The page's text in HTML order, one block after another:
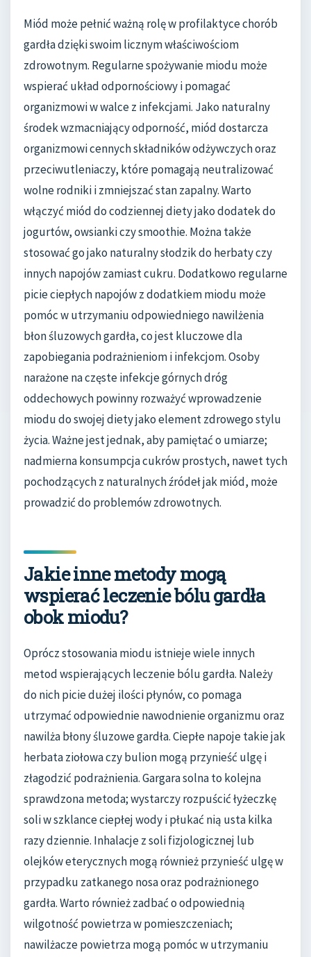
Miód może pełnić ważną rolę w profilaktyce chorób
gardła dzięki swoim licznym właściwościom
zdrowotnym. Regularne spożywanie miodu może
wspierać układ odpornościowy i pomagać
organizmowi w walce z infekcjami. Jako naturalny
środek wzmacniający odporność, miód dostarcza
organizmowi cennych składników odżywczych oraz
przeciwutleniaczy, które pomagają neutralizować
wolne rodniki i zmniejszać stan zapalny. Warto
włączyć miód do codziennej diety jako dodatek do
jogurtów, owsianki czy smoothie. Można także
stosować go jako naturalny słodzik do herbaty czy
innych napojów zamiast cukru. Dodatkowo regularne
picie ciepłych napojów z dodatkiem miodu może
pomóc w utrzymaniu odpowiedniego nawilżenia
błon śluzowych gardła, co jest kluczowe dla
zapobiegania podrażnieniom i infekcjom. Osoby
narażone na częste infekcje górnych dróg
oddechowych powinny rozważyć wprowadzenie
miodu do swojej diety jako element zdrowego stylu
życia. Ważne jest jednak, aby pamiętać o umiarze;
nadmierna konsumpcja cukrów prostych, nawet tych
pochodzących z naturalnych źródeł jak miód, może
prowadzić do problemów zdrowotnych.
Jakie inne metody mogą
wspierać leczenie bólu gardła
obok miodu?
Oprócz stosowania miodu istnieje wiele innych
metod wspierających leczenie bólu gardła. Należy
do nich picie dużej ilości płynów, co pomaga
utrzymać odpowiednie nawodnienie organizmu oraz
nawilża błony śluzowe gardła. Ciepłe napoje takie jak
herbata ziołowa czy bulion mogą przynieść ulgę i
złagodzić podrażnienia. Gargara solna to kolejna
sprawdzona metoda; wystarczy rozpuścić łyżeczkę
soli w szklance ciepłej wody i płukać nią usta kilka
razy dziennie. Inhalacje z soli fizjologicznej lub
olejków eterycznych mogą również przynieść ulgę w
przypadku zatkanego nosa oraz podrażnionego
gardła. Warto również zadbać o odpowiednią
wilgotność powietrza w pomieszczeniach;
nawilżacze powietrza mogą pomóc w utrzymaniu